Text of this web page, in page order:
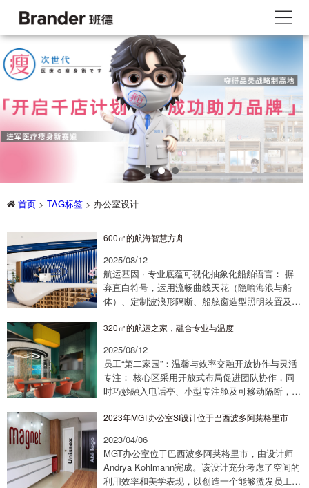
首页 > TAG标签 > 办公室设计
600㎡的航海智慧方舟
2025/08/12
航运基因 · 专业底蕴可视化抽象化船舶语言： 摒
弃直白符号，运用流畅曲线天花（隐喻海浪与船
体）、定制波浪形隔断、船舷窗造型照明装置及深
题艺术装置： 入口处动态缆绳艺术墙、核心区...
320㎡的航运之家，融合专业与温度
2025/08/12
员工“第二家园”：温馨与效率交融开放协作与灵活
专注： 核心区采用开放式布局促进团队协作，同
时巧妙融入电话亭、小型专注舱及可移动隔断，保
精心打造的中央茶水区/非正式洽谈区，配备舒...
2023年MGT办公室SI设计位于巴西波多阿莱格里市
2023/04/06
MGT办公室位于巴西波多阿莱格里市，由设计师
Andrya Kohlmann完成。该设计充分考虑了空间的
利用效率和美学表现，以创造一个能够激发员工创